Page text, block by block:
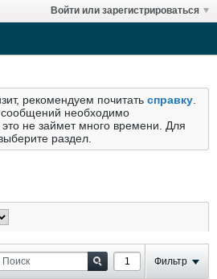
Войти или зарегистрироваться
рекомендуем почитать справку
необходимо
это не займет много времени. Для
раздел.
Фильтр